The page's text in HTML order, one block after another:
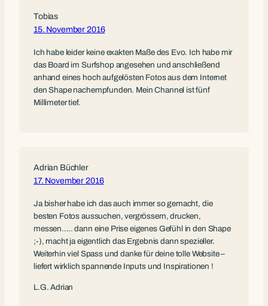
Tobias
15. November 2016
Ich habe leider keine exakten Maße des Evo. Ich habe mir
das Board im Surfshop angesehen und anschließend
anhand eines hoch aufgelösten Fotos aus dem Internet
den Shape nachempfunden. Mein Channel ist fünf
Millimeter tief.
Adrian Büchler
17. November 2016
Ja bisher habe ich das auch immer so gemacht, die
besten Fotos aussuchen, vergrössern, drucken,
messen….. dann eine Prise eigenes Gefühl in den Shape
;-), macht ja eigentlich das Ergebnis dann spezieller.
Weiterhin viel Spass und danke für deine tolle Website –
liefert wirklich spannende Inputs und Inspirationen !
L.G. Adrian